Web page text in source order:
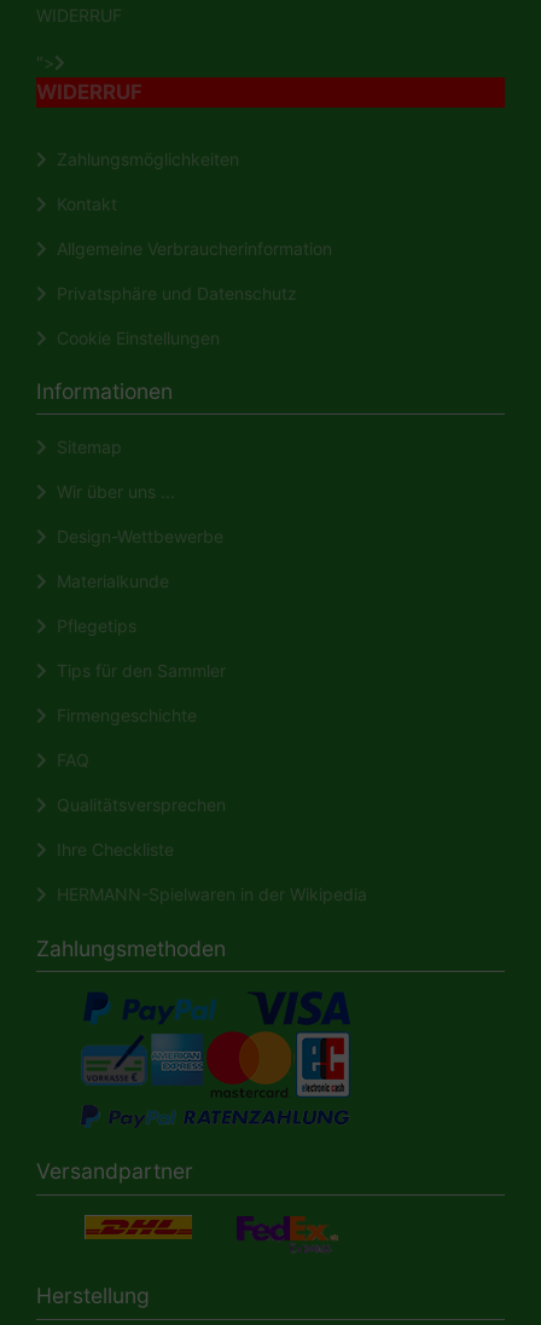
WIDERRUF
">
WIDERRUF
Zahlungsmöglichkeiten
Kontakt
Allgemeine Verbraucherinformation
Privatsphäre und Datenschutz
Cookie Einstellungen
Informationen
Sitemap
Wir über uns ...
Design-Wettbewerbe
Materialkunde
Pflegetips
Tips für den Sammler
Firmengeschichte
FAQ
Qualitätsversprechen
Ihre Checkliste
HERMANN-Spielwaren in der Wikipedia
Zahlungsmethoden
Versandpartner
Herstellung